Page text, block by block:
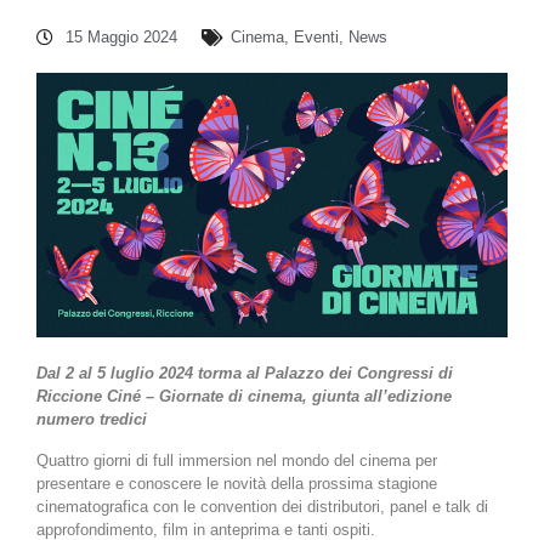
15 Maggio 2024 Cinema, Eventi, News
Dal 2 al 5 luglio 2024 torma al Palazzo dei Congressi di
Riccione Ciné – Giornate di cinema, giunta all’edizione
numero tredici
Quattro giorni di full immersion nel mondo del cinema per
presentare e conoscere le novità della prossima stagione
cinematografica con le convention dei distributori, panel e talk di
approfondimento, film in anteprima e tanti ospiti.